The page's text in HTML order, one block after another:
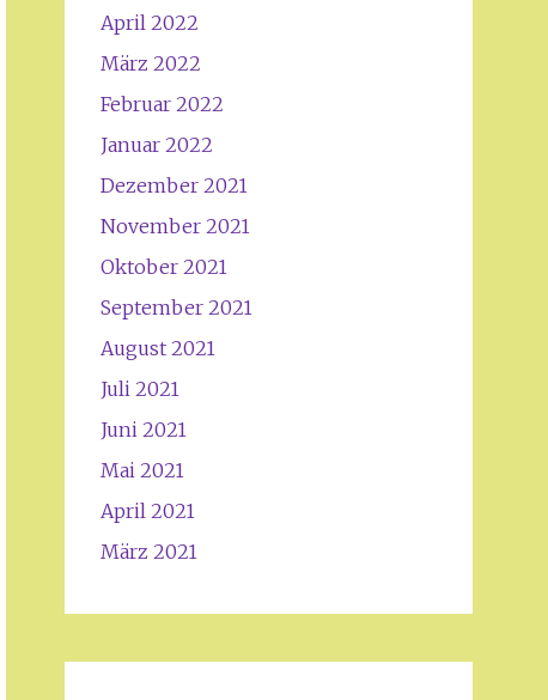
April 2022
März 2022
Februar 2022
Januar 2022
Dezember 2021
November 2021
Oktober 2021
September 2021
August 2021
Juli 2021
Juni 2021
Mai 2021
April 2021
März 2021